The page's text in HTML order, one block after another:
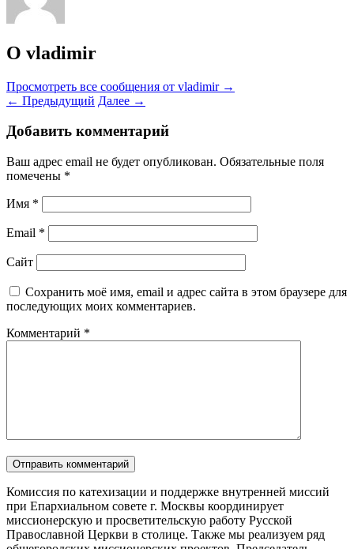
О vladimir
Просмотреть все сообщения от vladimir →
← Предыдущий Далее →
Добавить комментарий
Ваш адрес email не будет опубликован. Обязательные поля
помечены *
Имя *
Email *
Сайт
Сохранить моё имя, email и адрес сайта в этом браузере для
последующих моих комментариев.
Комментарий *
Комиссия по катехизации и поддержке внутренней миссий
при Епархиальном совете г. Москвы координирует
миссионерскую и просветительскую работу Русской
Православной Церкви в столице. Также мы реализуем ряд